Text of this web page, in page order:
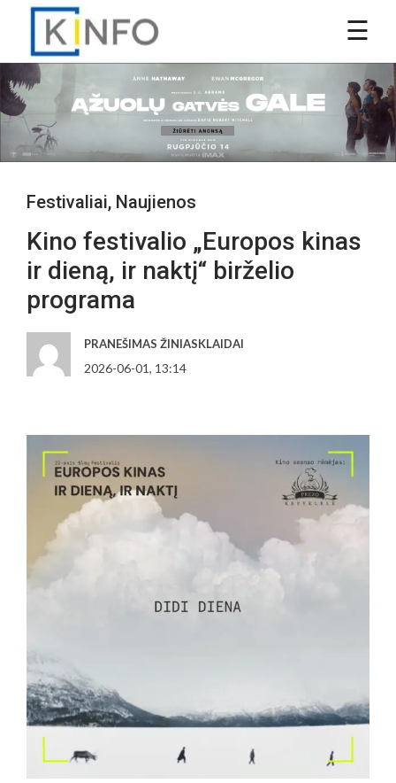
Festivaliai, Naujienos
Kino festivalio „Europos kinas
ir dieną, ir naktį“ birželio
programa
PRANEŠIMAS ŽINIASKLAIDAI
2026-06-01, 13:14